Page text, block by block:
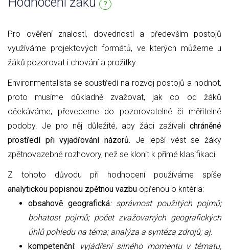
?
Pro ověření znalostí, dovedností a především postojů
využíváme projektových formátů, ve kterých můžeme u
žáků pozorovat i chování a prožitky.
Environmentalista se soustředí na rozvoj postojů a hodnot,
proto musíme důkladně zvažovat, jak co od žáků
očekáváme, převedeme do pozorovatelné či měřitelné
podoby. Je pro něj důležité, aby žáci zažívali chráněné
prostředí při vyjadřování názorů. Je lepší vést se žáky
zpětnovazebné rozhovory, než se klonit k přímé klasifikaci.
Z tohoto důvodu při hodnocení používáme spíše
analytickou popisnou zpětnou vazbu opřenou o kritéria:
obsahově geografická: správnost použitých pojmů;
bohatost pojmů; počet zvažovaných geografických
úhlů pohledu na téma; analýza a syntéza zdrojů; aj.
kompetenční: vyjádření silného momentu v tématu,